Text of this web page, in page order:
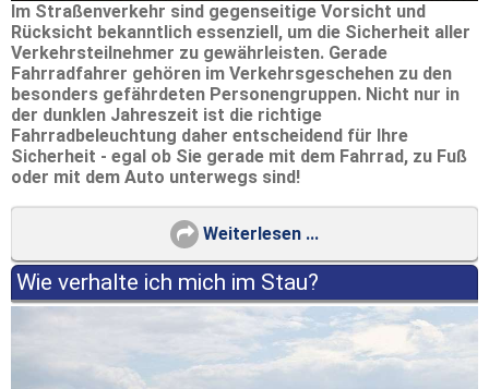
Im Straßenverkehr sind gegenseitige Vorsicht und
Rücksicht bekanntlich essenziell, um die Sicherheit aller
Verkehrsteilnehmer zu gewährleisten. Gerade
Fahrradfahrer gehören im Verkehrsgeschehen zu den
besonders gefährdeten Personengruppen. Nicht nur in
der dunklen Jahreszeit ist die richtige
Fahrradbeleuchtung daher entscheidend für Ihre
Sicherheit - egal ob Sie gerade mit dem Fahrrad, zu Fuß
oder mit dem Auto unterwegs sind!
Weiterlesen ...
Wie verhalte ich mich im Stau?